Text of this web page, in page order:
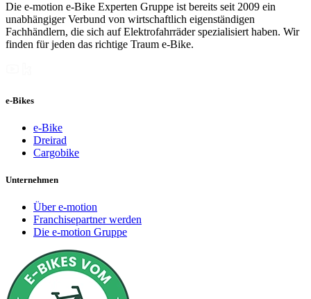
Die e-motion e-Bike Experten Gruppe ist bereits seit 2009 ein
unabhängiger Verbund von wirtschaftlich eigenständigen
Fachhändlern, die sich auf Elektrofahrräder spezialisiert haben. Wir
finden für jeden das richtige Traum e-Bike.
e-Bikes
e-Bike
Dreirad
Cargobike
Unternehmen
Über e-motion
Franchisepartner werden
Die e-motion Gruppe